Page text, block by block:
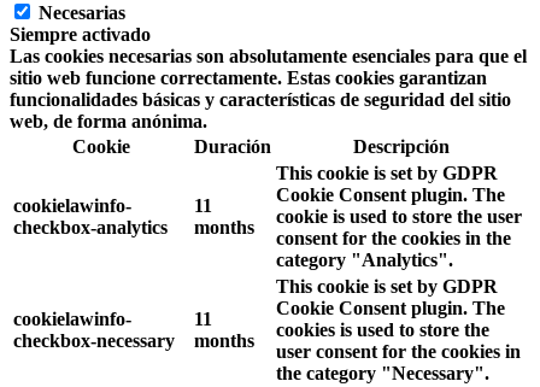
Necesarias
Siempre activado
Las cookies necesarias son absolutamente esenciales para que el
sitio web funcione correctamente. Estas cookies garantizan
funcionalidades básicas y características de seguridad del sitio
web, de forma anónima.
Cookie
Duración Descripción
cookielawinfo-
checkbox-analytics
11
months
This cookie is set by GDPR
Cookie Consent plugin. The
cookie is used to store the user
consent for the cookies in the
category "Analytics".
cookielawinfo-
checkbox-necessary
11
months
This cookie is set by GDPR
Cookie Consent plugin. The
cookies is used to store the
user consent for the cookies in
the category "Necessary".